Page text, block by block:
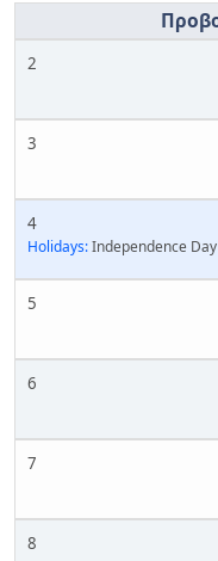
2
3
4
Holidays:Independence Day
5
6
7
8